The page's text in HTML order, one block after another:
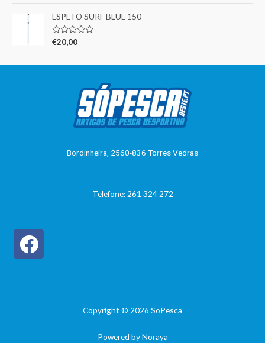
d
e
5
l
i
a
ç
ã
d
ESPETO SURF BLUE 150
A
l
€20,00
Bordinheira, 2560-836 Torres Vedras
Telefone: 261 324 272
Copyright © 2026 SoPesca
Powered by Noraya